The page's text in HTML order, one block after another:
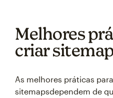
Melhores
criar
As melhores práticas
sitemapsdependem de